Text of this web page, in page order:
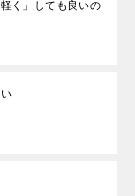
く」しても良いの